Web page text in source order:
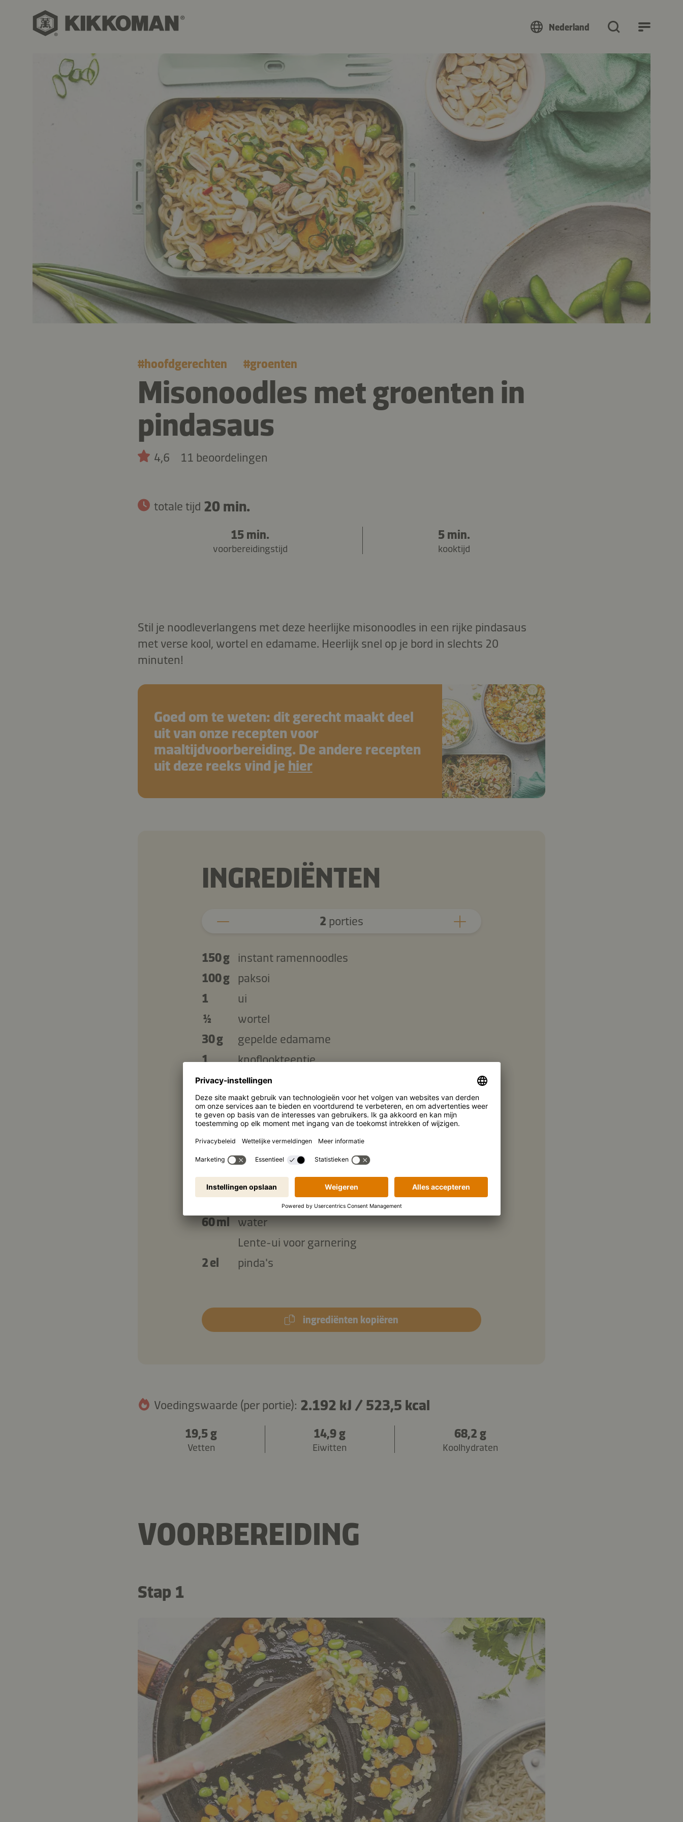
Nederland
#hoofdgerechten #groenten
Misonoodles met groenten in
pindasaus
4,6 11 beoordelingen
totale tijd 20 min.
15 min.
voorbereidingstijd
5 min.
kooktijd
Stil je noodleverlangens met deze heerlijke misonoodles in een rijke pindasaus
met verse kool, wortel en edamame. Heerlijk snel op je bord in slechts 20
minuten!
Goed om te weten: dit gerecht maakt deel
uit van onze recepten voor
maaltijdvoorbereiding. De andere recepten
uit deze reeks vind je hier
INGREDIËNTEN
2 porties
150 g instant ramennoodles
100 g
paksoi
1
ui
½
wortel
30 g
gepelde edamame
1
knoflookteentje
1 el
pindakaas
2 tl
Kikkoman Geroosterde Sesamolie
2 tl
Kikkoman Natuurlijk Gebrouwen Sojasaus
1 tl
misopasta
¼ tl
chilipoeder
1 el
citroensap
1 tl
suiker
60 ml water
Lente-ui voor garnering
2 el
pinda's
ingrediënten kopiëren
Voedingswaarde (per portie): 2.192 kJ / 523,5 kcal
19,5 g
Vetten
14,9 g
Eiwitten
68,2 g
Koolhydraten
VOORBEREIDING
Stap 1